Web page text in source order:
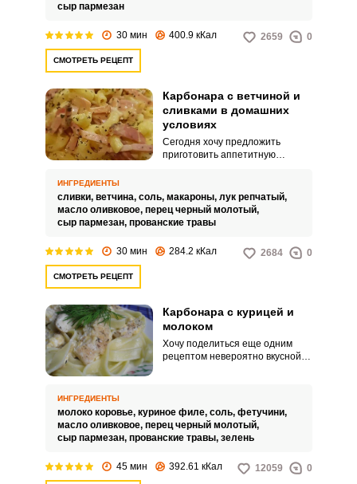
сыр пармезан
30 мин 400.9 кКал 2659 0
СМОТРЕТЬ РЕЦЕПТ
Карбонара с ветчиной и
сливками в домашних
условиях
Сегодня хочу предложить
приготовить аппетитную
домашних условиях. Блюдо
получается сливочным, нежным
и сочным.
ИНГРЕДИЕНТЫ
сливки, ветчина, соль, макароны, лук репчатый,
масло оливковое, перец черный молотый,
сыр пармезан, прованские травы
30 мин 284.2 кКал 2684 0
СМОТРЕТЬ РЕЦЕПТ
Карбонара с курицей и
молоком
Хочу поделиться еще одним
рецептом невероятно вкусной и
замечательно будет смотреться
на вашем семейном обеде.
ИНГРЕДИЕНТЫ
молоко коровье, куриное филе, соль, фетучини,
масло оливковое, перец черный молотый,
сыр пармезан, прованские травы, зелень
45 мин 392.61 кКал 12059 0